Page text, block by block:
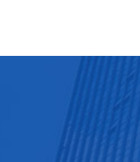
什么？
升，现如今越来越多的朋
会考虑到空气能采暖，